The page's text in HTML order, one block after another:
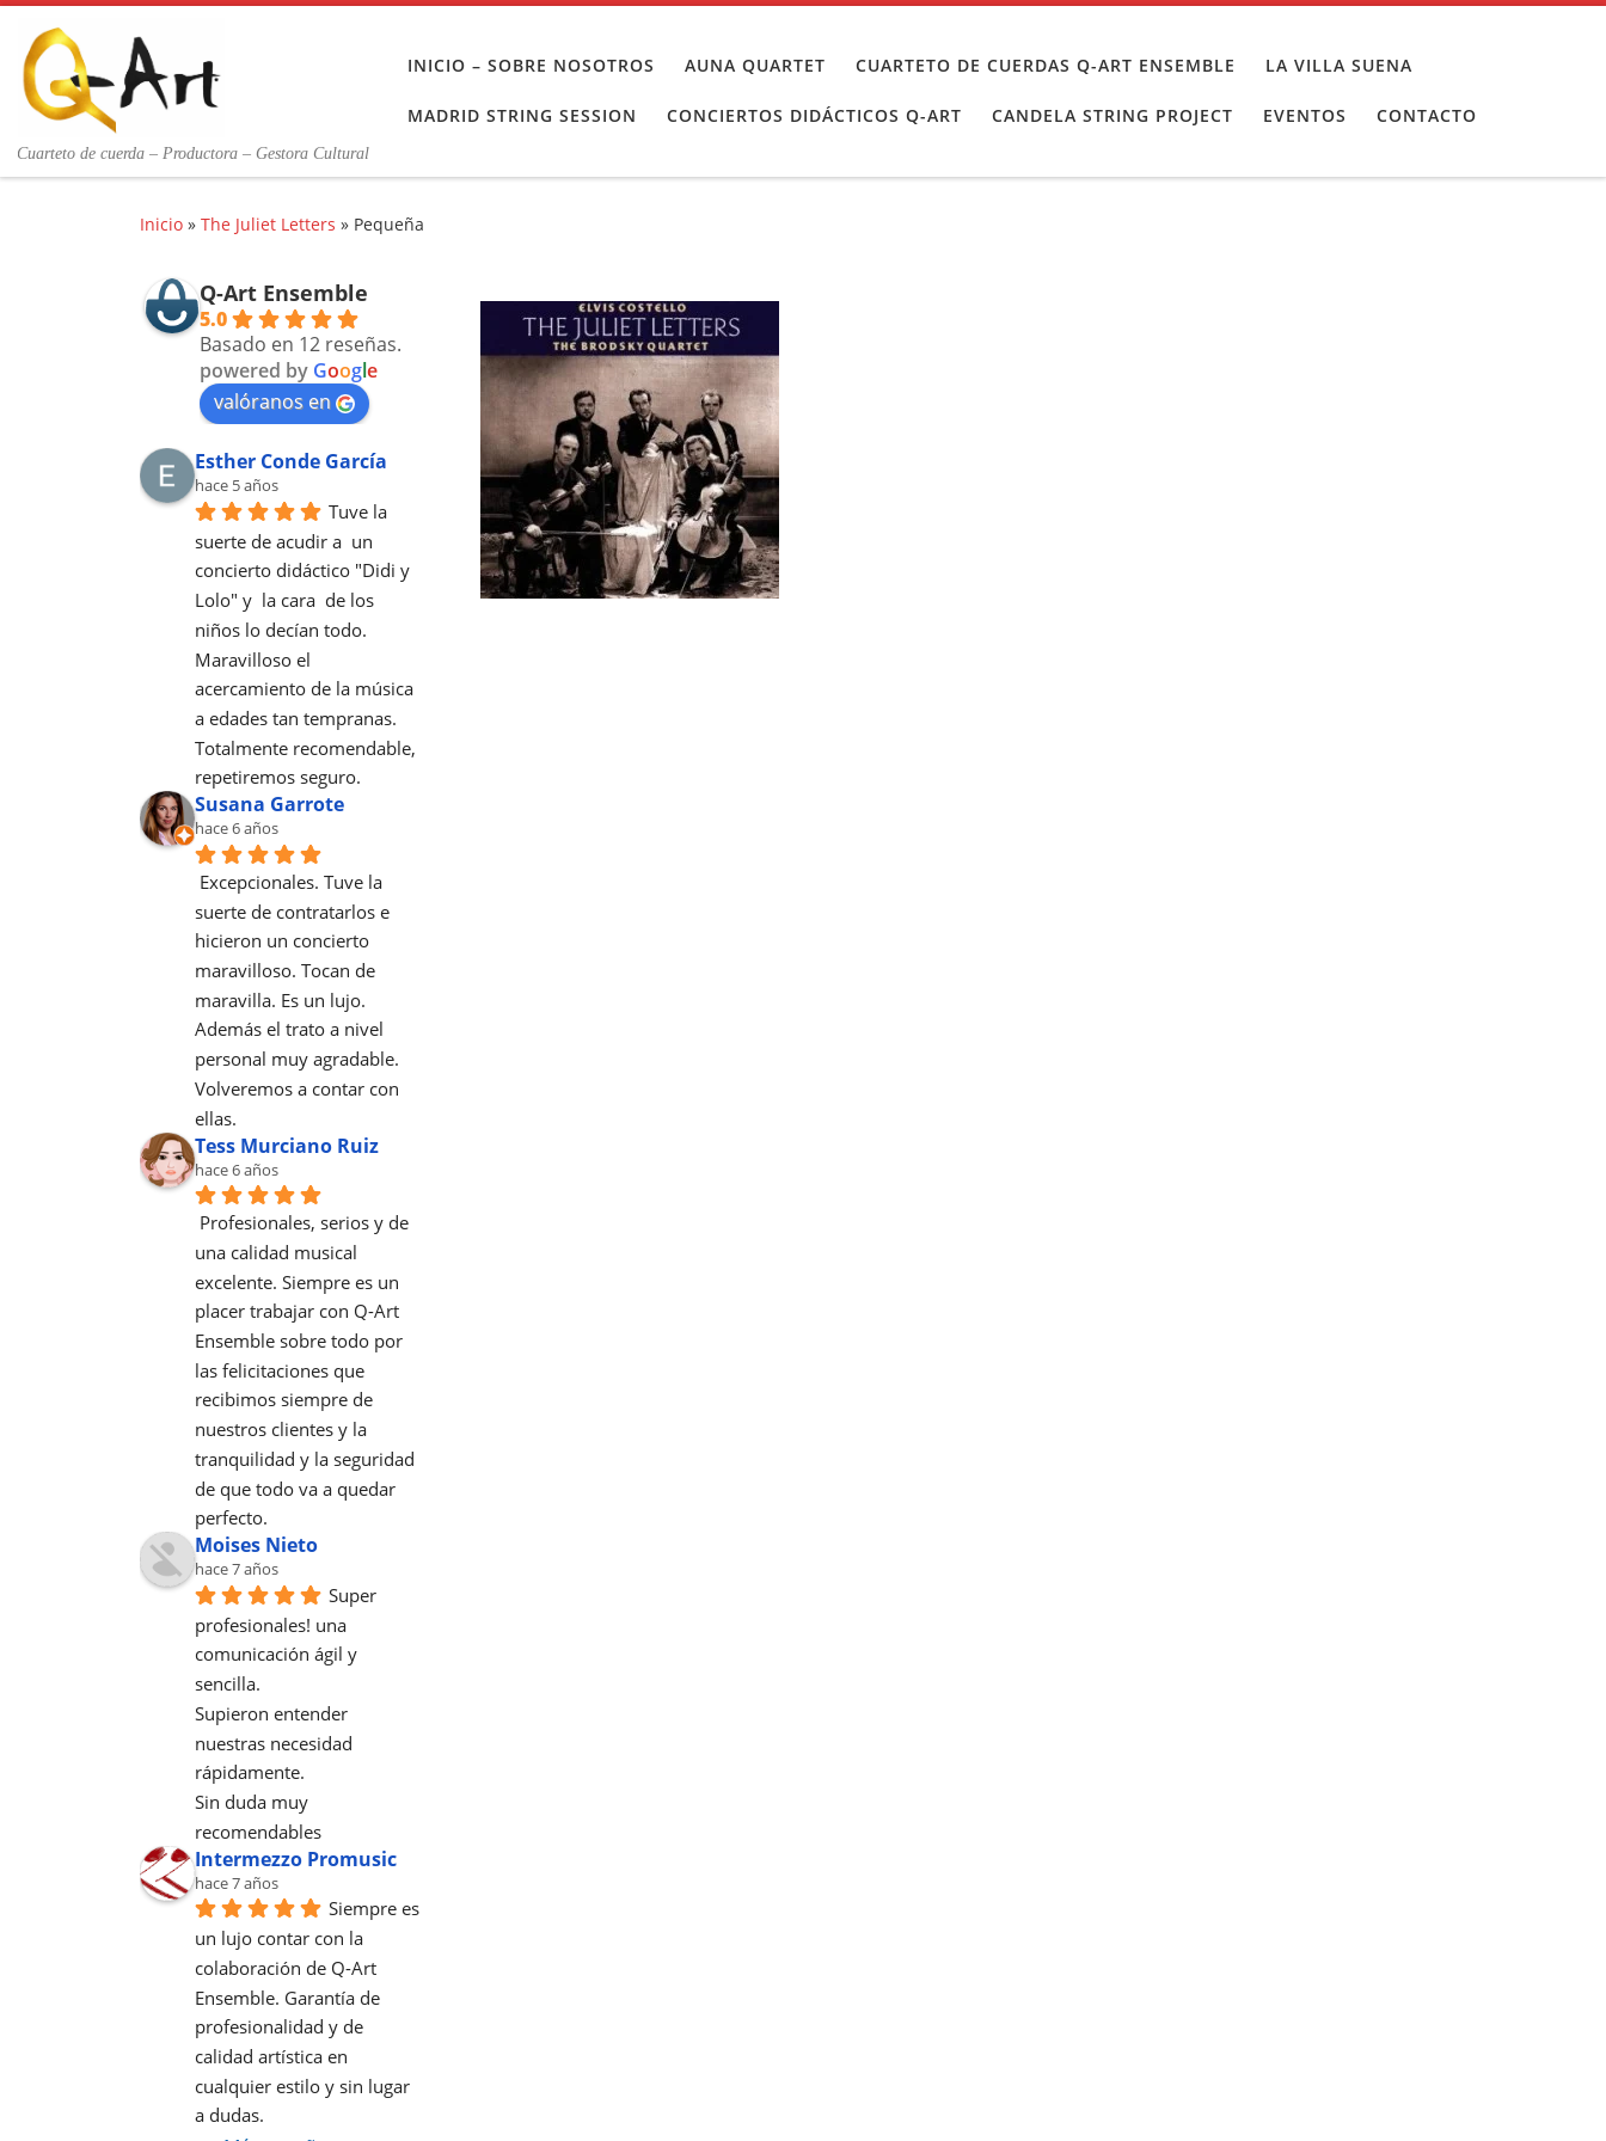
Saltar al contenido
Cuarteto de cuerda – Productora – Gestora Cultural
INICIO – SOBRE NOSOTROS AUNA QUARTET CUARTETO DE CUERDAS Q-ART ENSEMBLE LA VILLA SUENA
MADRID STRING SESSION CONCIERTOS DIDÁCTICOS Q-ART CANDELA STRING PROJECT EVENTOS CONTACTO
Inicio » The Juliet Letters » Pequeña
Q-Art Ensemble
5.0
Basado en 12 reseñas.
powered by Google
valóranos en
Esther Conde García
hace 5 años
Tuve la
suerte de acudir a  un
concierto didáctico "Didi y
Lolo" y  la cara  de los
niños lo decían todo.
Maravilloso el
acercamiento de la música
a edades tan tempranas.
Totalmente recomendable,
repetiremos seguro.
Susana Garrote
hace 6 años
Excepcionales. Tuve la
suerte de contratarlos e
hicieron un concierto
maravilloso. Tocan de
maravilla. Es un lujo.
Además el trato a nivel
personal muy agradable.
Volveremos a contar con
ellas.
Tess Murciano Ruiz
hace 6 años
Profesionales, serios y de
una calidad musical
excelente. Siempre es un
placer trabajar con Q-Art
Ensemble sobre todo por
las felicitaciones que
recibimos siempre de
nuestros clientes y la
tranquilidad y la seguridad
de que todo va a quedar
perfecto.
Moises Nieto
hace 7 años
Super
profesionales! una
comunicación ágil y
sencilla.
Supieron entender
nuestras necesidad
rápidamente.
Sin duda muy
recomendables
Intermezzo Promusic
hace 7 años
Siempre es
un lujo contar con la
colaboración de Q-Art
Ensemble. Garantía de
profesionalidad y de
calidad artística en
cualquier estilo y sin lugar
a dudas.